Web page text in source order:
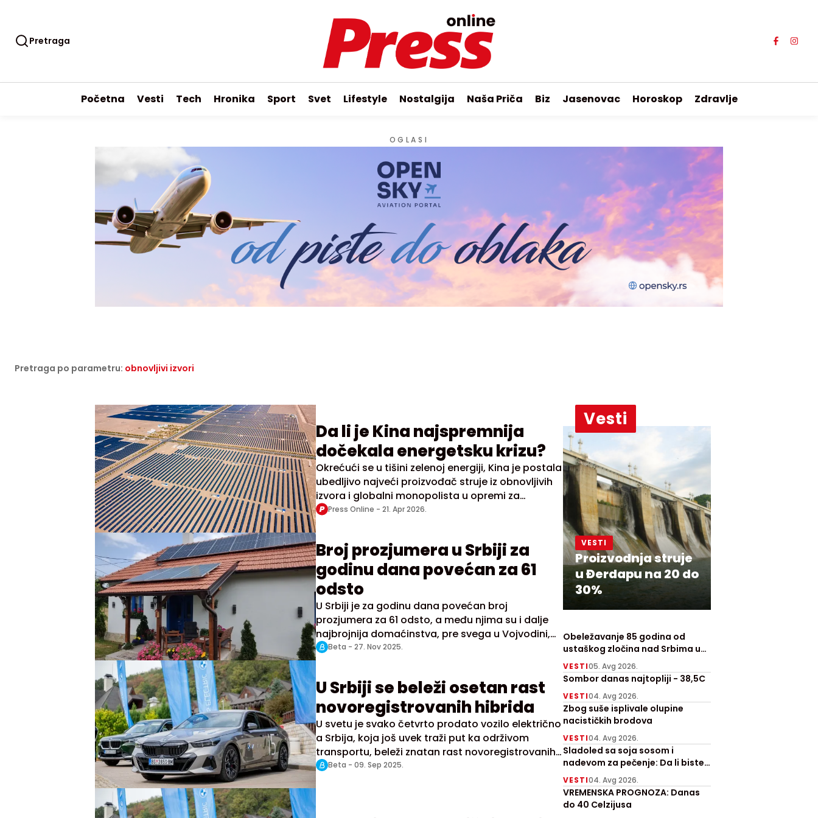
Pretraga
Početna Vesti Tech Hronika Sport Svet Lifestyle Nostalgija Naša Priča Biz Jasenovac Horoskop Zdravlje
OGLASI
Pretraga po parametru: obnovljivi izvori
Da li je Kina najspremnija
dočekala energetsku krizu?
Okrećući se u tišini zelenoj energiji, Kina je postala
ubedljivo najveći proizvođač struje iz obnovljivih
izvora i globalni monopolista u opremi za
proizvodnju obnovljive energije
Press Online - 21. Apr 2026.
Broj prozjumera u Srbiji za
godinu dana povećan za 61
odsto
U Srbiji je za godinu dana povećan broj
prozjumera za 61 odsto, a među njima su i dalje
najbrojnija domaćinstva, pre svega u Vojvodini,
saopštilo je danas Udruženja OIE Srbija.
Beta - 27. Nov 2025.
U Srbiji se beleži osetan rast
novoregistrovanih hibrida
U svetu je svako četvrto prodato vozilo električno
a Srbija, koja još uvek traži put ka održivom
transportu, beleži znatan rast novoregistrovanih
hibrida, saopštilo je udruženje Obnovljivi izvori
Beta - 09. Sep 2025.
Vesti
VESTI
Proizvodnja struje
u Đerdapu na 20 do
30%
Obeležavanje 85 godina od
ustaškog zločina nad Srbima u
Prebilovcima
VESTI05. Avg 2026.
Sombor danas najtopliji - 38,5C
VESTI04. Avg 2026.
Zbog suše isplivale olupine
nacističkih brodova
VESTI04. Avg 2026.
Sladoled sa soja sosom i
nadevom za pečenje: Da li biste
probali ove letnje hitove?
VESTI04. Avg 2026.
VREMENSKA PROGNOZA: Danas
do 40 Celzijusa